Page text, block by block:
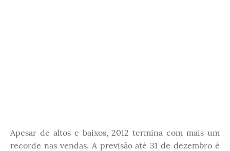
Apesar de altos e baixos, 2012 termina com mais um
recorde nas vendas. A previsão até 31 de dezembro é